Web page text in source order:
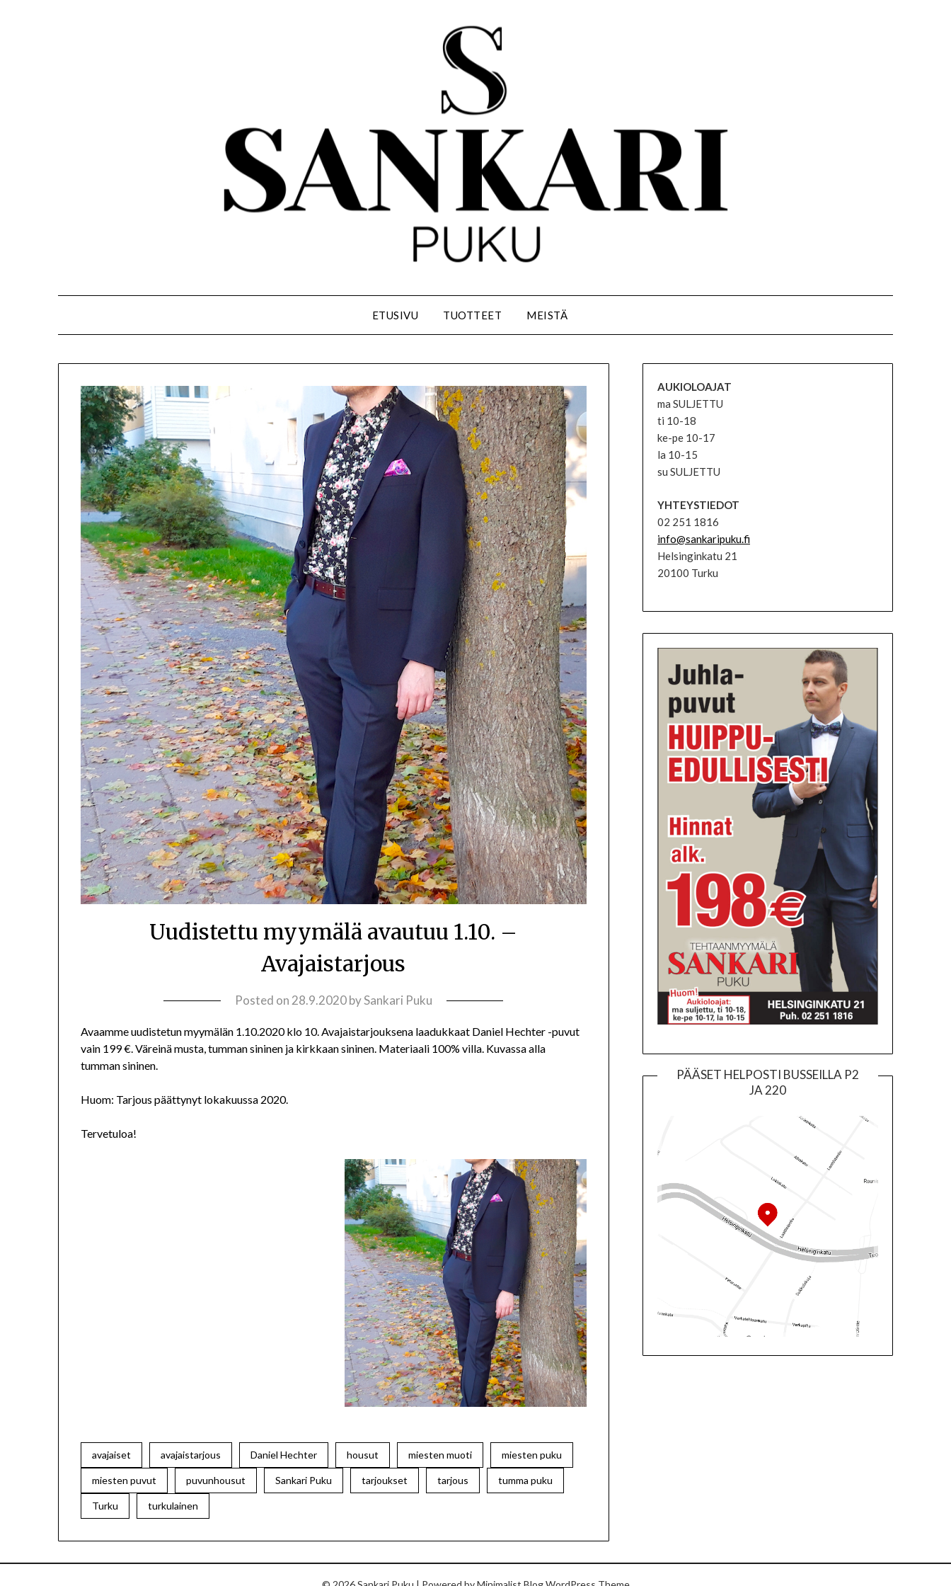
ETUSIVU TUOTTEET MEISTÄ
Uudistettu myymälä avautuu 1.10. –
Avajaistarjous
Posted on 28.9.2020bySankari Puku
Avaamme uudistetun myymälän 1.10.2020 klo 10. Avajaistarjouksena laadukkaat Daniel Hechter -puvut
vain 199 €. Väreinä musta, tumman sininen ja kirkkaan sininen. Materiaali 100% villa. Kuvassa alla
tumman sininen.
Huom: Tarjous päättynyt lokakuussa 2020.
Tervetuloa!
avajaiset avajaistarjous Daniel Hechter housut miesten muoti miesten puku
miesten puvut puvunhousut Sankari Puku tarjoukset tarjous tumma puku
Turku turkulainen
AUKIOLOAJAT
ma SULJETTU
ti 10-18
ke-pe 10-17
la 10-15
su SULJETTU
YHTEYSTIEDOT
02 251 1816
info@sankaripuku.fi
Helsinginkatu 21
20100 Turku
PÄÄSET HELPOSTI BUSSEILLA P2
JA 220